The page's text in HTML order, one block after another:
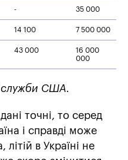
- 35 000
14 100 7 500 000
43 000
16 000
000
служби США.
точні, то серед
і справді може
в Україні не